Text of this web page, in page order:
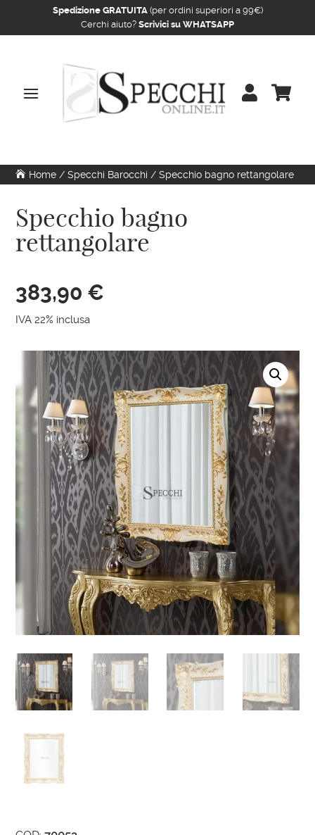
Spedizione GRATUITA(per ordini superiori a 99€)
Cerchi aiuto? Scrivici su WHATSAPP
 
Home /Specchi Barocchi / Specchio bagno rettangolare
Specchio bagno
rettangolare
383,90 €
IVA 22% inclusa